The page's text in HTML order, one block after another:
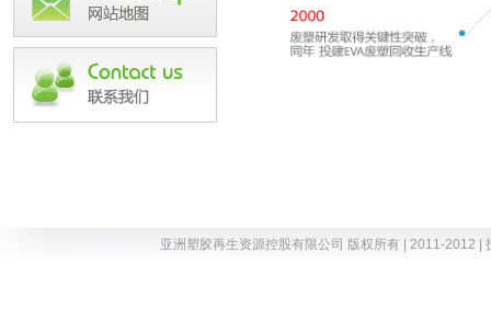
亚洲塑胶再生资源控股有限公司 版权所有 | 2011-2012 |